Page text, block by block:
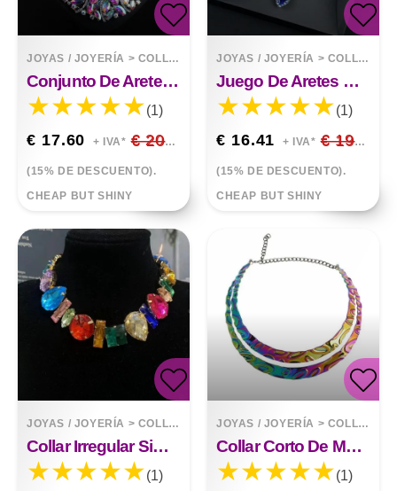
JOYAS / JOYERÍA > COLLARES
Conjunto De Aretes De Collar De Cristal
(1)
€ 17.60 + IVA* € 20.71
(15% DE DESCUENTO).
CHEAP BUT SHINY
JOYAS / JOYERÍA > COLLARES
Juego De Aretes De Collar De Cristal Azul
(1)
€ 16.41 + IVA* € 19.31
(15% DE DESCUENTO).
CHEAP BUT SHINY
JOYAS / JOYERÍA > COLLARES
Collar Irregular Simple E Indiferente Feng Shui Drill
(1)
JOYAS / JOYERÍA > COLLARES
Collar Corto De Metal Con Patrón Ovalado
(1)